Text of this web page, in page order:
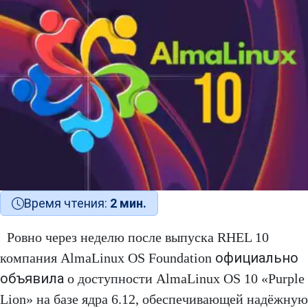
Время чтения: 2 мин.
Ровно через неделю после выпуска RHEL 10
компания AlmaLinux OS Foundation официально
объявила о доступности AlmaLinux OS 10 «Purple
Lion» на базе ядра 6.12, обеспечивающей надёжную